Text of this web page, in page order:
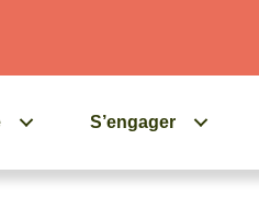
S’engager